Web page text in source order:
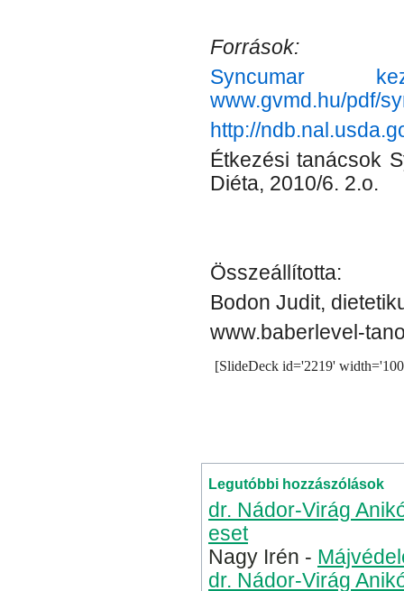
Források:
Syncumar
www.gvmd.hu/pdf/
http://
Étkezési tanácsok
Diéta, 2010/6. 2.o.
Összeállította:
Bodon Judit,
www.baberlevel-
[SlideDeck id='2219'
Legutóbbi hozzászólások
dr. Nádor-Virág
eset
Nagy Irén -
dr. Nádor-Virág